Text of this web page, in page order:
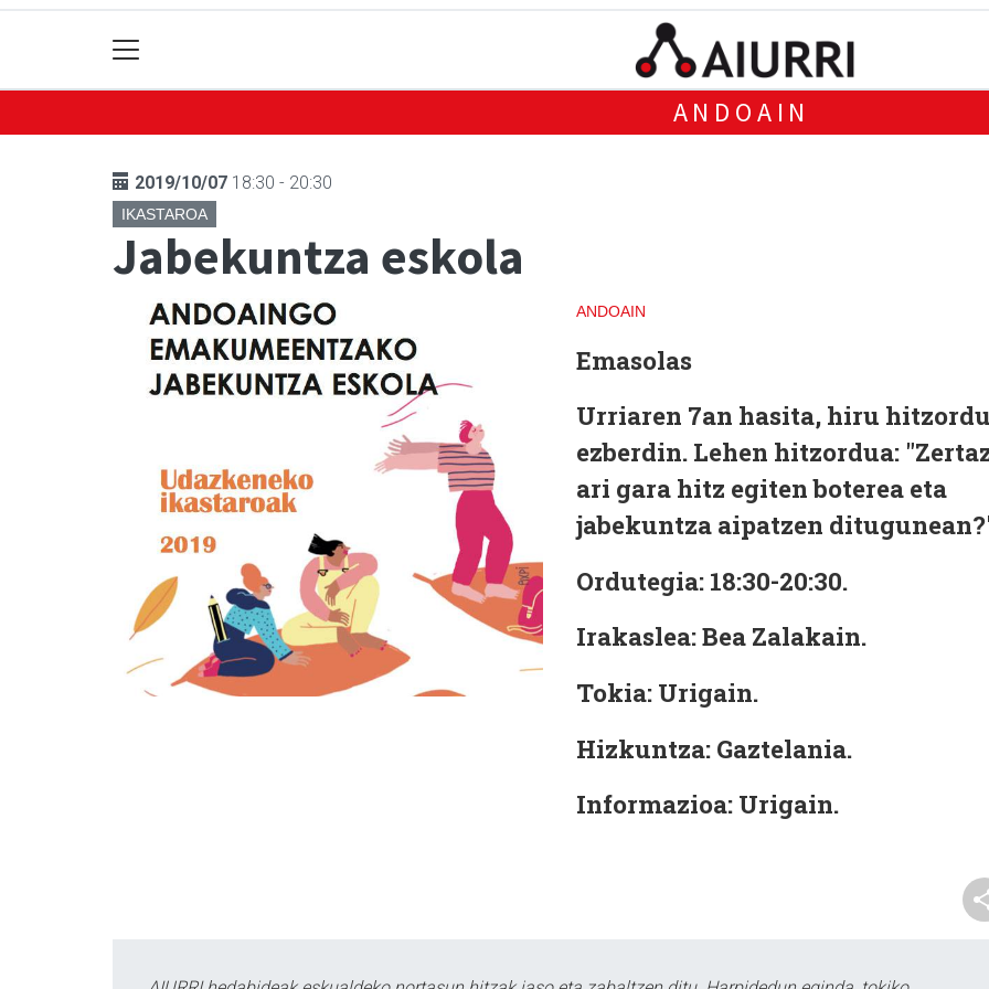
ANDOAIN
2019/10/07 18:30 - 20:30
IKASTAROA
Jabekuntza eskola
ANDOAIN
Emasolas
Urriaren 7an hasita, hiru
ezberdin. Lehen hitzordua:
ari gara hitz egiten boterea eta
jabekuntza aipatzen
Ordutegia: 18:30-20:30.
Irakaslea: Bea Zalakain.
Tokia: Urigain.
Hizkuntza: Gaztelania.
Informazioa: Urigain.